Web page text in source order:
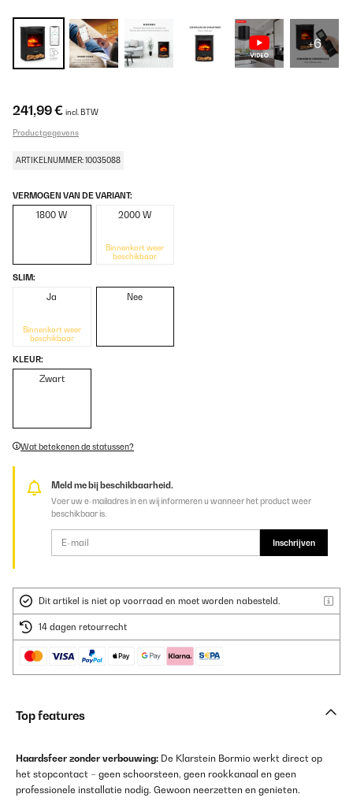
+6
241,99 € incl. BTW
Productgegevens
ARTIKELNUMMER: 10035088
VERMOGEN VAN DE VARIANT:
1800 W 2000 W
Binnenkort weer
beschikbaar
SLIM:
Ja
Binnenkort weer
beschikbaar
Nee
KLEUR:
Zwart
Wat betekenen de statussen?
Meld me bij beschikbaarheid.
Voer uw e-mailadres in en wij informeren u wanneer het product weer
beschikbaar is.
Inschrijven
Dit artikel is niet op voorraad en moet worden nabesteld.
14 dagen retourrecht
Top features
Haardsfeer zonder verbouwing: De Klarstein Bormio werkt direct op
het stopcontact – geen schoorsteen, geen rookkanaal en geen
professionele installatie nodig. Gewoon neerzetten en genieten.